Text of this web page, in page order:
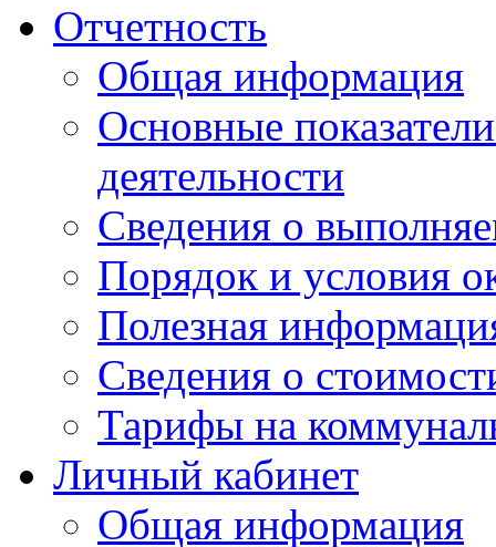
Отчетность
Общая информация
Основные
деятельности
Сведения о
Порядок и условия
Полезная
Сведения о
Тарифы на
Личный кабинет
Общая информация